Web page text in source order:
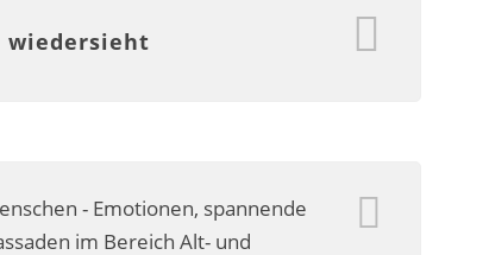
wiedersieht
- Emotionen, spannende
im Bereich Alt- und